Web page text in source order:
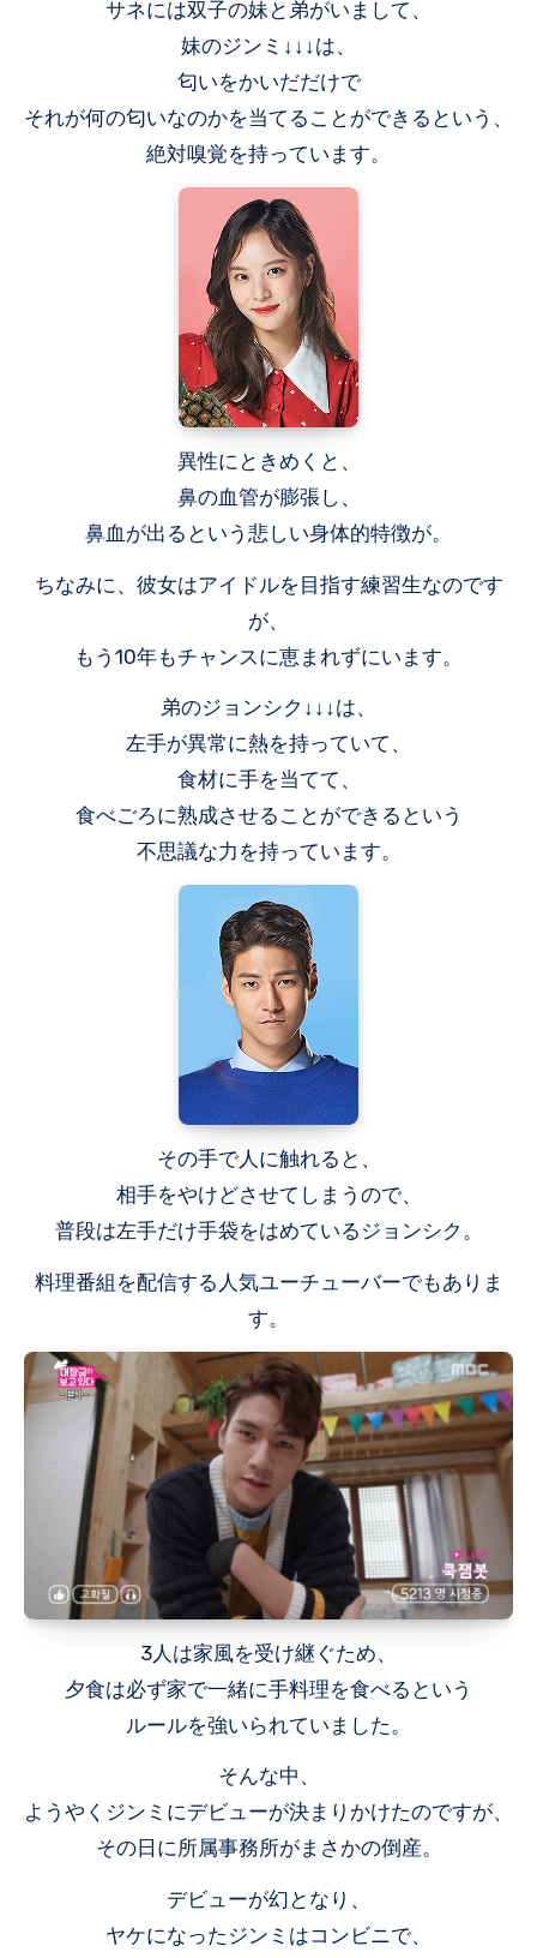
サネには双子の妹と弟がいまして、
妹のジンミ↓↓↓は、
匂いをかいだだけで
それが何の匂いなのかを当てることができるという、
絶対嗅覚を持っています。
異性にときめくと、
鼻の血管が膨張し、
鼻血が出るという悲しい身体的特徴が。
ちなみに、彼女はアイドルを目指す練習生なのです
が、
もう10年もチャンスに恵まれずにいます。
弟のジョンシク↓↓↓は、
左手が異常に熱を持っていて、
食材に手を当てて、
食べごろに熟成させることができるという
不思議な力を持っています。
その手で人に触れると、
相手をやけどさせてしまうので、
普段は左手だけ手袋をはめているジョンシク。
料理番組を配信する人気ユーチューバーでもありま
す。
3人は家風を受け継ぐため、
夕食は必ず家で一緒に手料理を食べるという
ルールを強いられていました。
そんな中、
ようやくジンミにデビューが決まりかけたのですが、
その日に所属事務所がまさかの倒産。
デビューが幻となり、
ヤケになったジンミはコンビニで、